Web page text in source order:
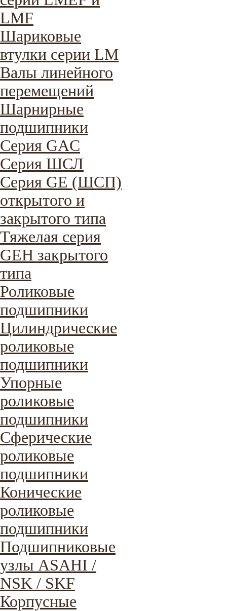
LMF
Шариковые
втулки серии LM
Валы линейного
перемещений
Шарнирные
подшипники
Серия GAC
Cерия ШСЛ
Серия GE (ШСП)
открытого и
закрытого типа
Тяжелая серия
GEH закрытого
типа
Роликовые
подшипники
Цилиндрические
роликовые
подшипники
Упорные
роликовые
подшипники
Сферические
роликовые
подшипники
Конические
роликовые
подшипники
Подшипниковые
узлы ASAHI /
NSK / SKF
Корпусные